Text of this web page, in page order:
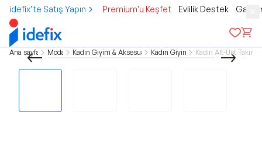
idefix’te Satış Yapın Premium'u Keşfet Evlilik Destek
Ana sayfa Moda Kadın Giyim & Aksesuar Kadın Giyim Kadın Alt-Üst Takım